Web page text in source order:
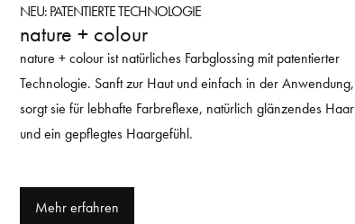
NEU: PATENTIERTE TECHNOLOGIE
nature + colour
nature + colour ist natürliches Farbglossing mit patentierter
Technologie. Sanft zur Haut und einfach in der Anwendung,
sorgt sie für lebhafte Farbreflexe, natürlich glänzendes Haar
und ein gepflegtes Haargefühl.
Mehr erfahren